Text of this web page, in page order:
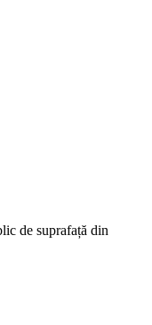
de suprafață din